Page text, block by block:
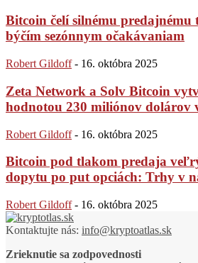
Bitcoin čelí silnému
býčím sezónnym očakávaniam
Robert Gildoff - 16. októbra 2025
Zeta Network a Solv Bitcoin
hodnotou 230 miliónov dolárov
Robert Gildoff - 16. októbra 2025
Bitcoin pod tlakom predaja
dopytu po put opciách: Trhy v
Robert Gildoff - 16. októbra 2025
Kontaktujte nás: info@kryptoatlas.sk
Zrieknutie sa zodpovednosti